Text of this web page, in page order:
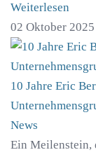
Weiterlesen
02 Oktober 2025
10 Jahre Eric
News
Ein Meilenstein,